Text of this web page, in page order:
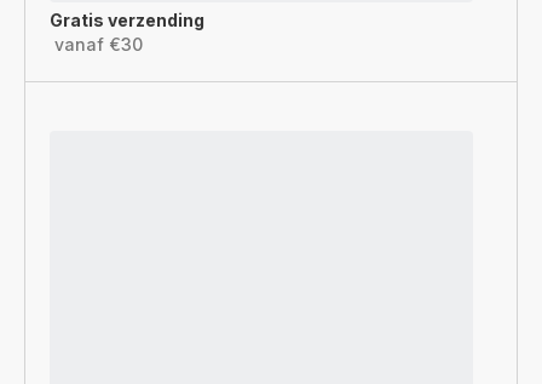
Gratis verzending
vanaf €30